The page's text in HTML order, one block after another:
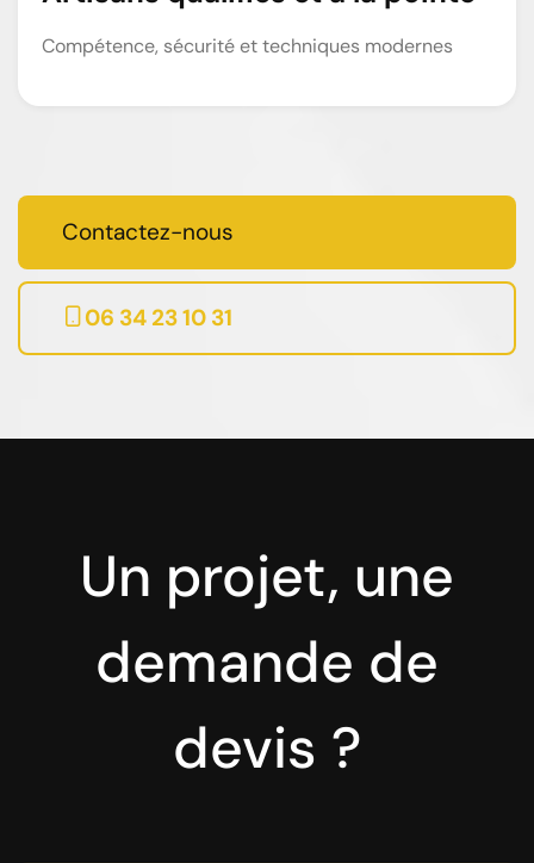
Compétence, sécurité et techniques modernes
Contactez-nous
06 34 23 10 31
Un projet, une
demande de
devis ?